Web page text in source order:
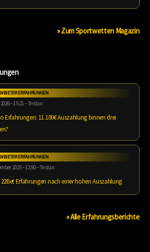
» Zum Sportwetten Magazin
ERFAHRUNGEN
– 15:21 – Tristan
Erfahrungen: 11.100€ Auszahlung binnen drei
ERFAHRUNGEN
2025 – 12:50 – Tristan
22Bet Erfahrungen nach einer hohen Auszahlung
» Alle Erfahrungsberichte